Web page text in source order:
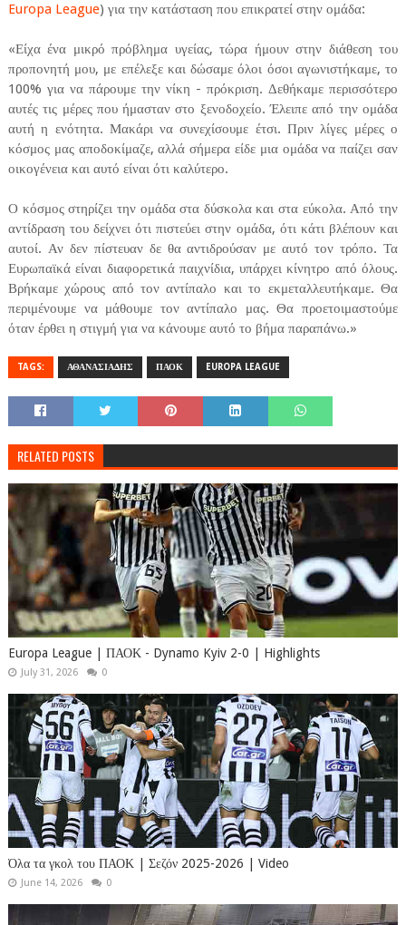
Europa League) για την κατάσταση που επικρατεί στην ομάδα:
«Είχα ένα μικρό πρόβλημα υγείας, τώρα ήμουν στην διάθεση του
προπονητή μου, με επέλεξε και δώσαμε όλοι όσοι αγωνιστήκαμε, το
100% για να πάρουμε την νίκη - πρόκριση. Δεθήκαμε περισσότερο
αυτές τις μέρες που ήμασταν στο ξενοδοχείο. Έλειπε από την ομάδα
αυτή η ενότητα. Μακάρι να συνεχίσουμε έτσι. Πριν λίγες μέρες ο
κόσμος μας αποδοκίμαζε, αλλά σήμερα είδε μια ομάδα να παίζει σαν
οικογένεια και αυτό είναι ότι καλύτερο.
Ο κόσμος στηρίζει την ομάδα στα δύσκολα και στα εύκολα. Από την
αντίδραση του δείχνει ότι πιστεύει στην ομάδα, ότι κάτι βλέπουν και
αυτοί. Αν δεν πίστευαν δε θα αντιδρούσαν με αυτό τον τρόπο. Τα
Ευρωπαϊκά είναι διαφορετικά παιχνίδια, υπάρχει κίνητρο από όλους.
Βρήκαμε χώρους από τον αντίπαλο και το εκμεταλλευτήκαμε. Θα
περιμένουμε να μάθουμε τον αντίπαλο μας. Θα προετοιμαστούμε
όταν έρθει η στιγμή για να κάνουμε αυτό το βήμα παραπάνω.»
TAGS: ΑΘΑΝΑΣΙΑΔΗΣ ΠΑΟΚ EUROPA LEAGUE
RELATED POSTS
Europa League | ΠΑΟΚ - Dynamo Kyiv 2-0 | Highlights
July 31, 2026 0
Όλα τα γκολ του ΠΑΟΚ | Σεζόν 2025-2026 | Video
June 14, 2026 0